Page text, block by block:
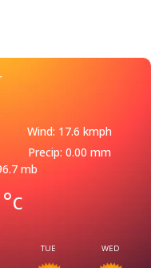
Wind: 17.6 kmph
Precip: 0.00 mm
mb
°c
TUE WED